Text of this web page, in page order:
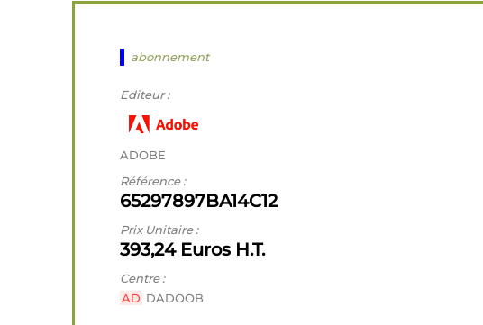
abonnement
Editeur :
ADOBE
Référence :
65297897BA14C12
Prix Unitaire :
393,24 Euros H.T.
Centre :
AD DADOOB